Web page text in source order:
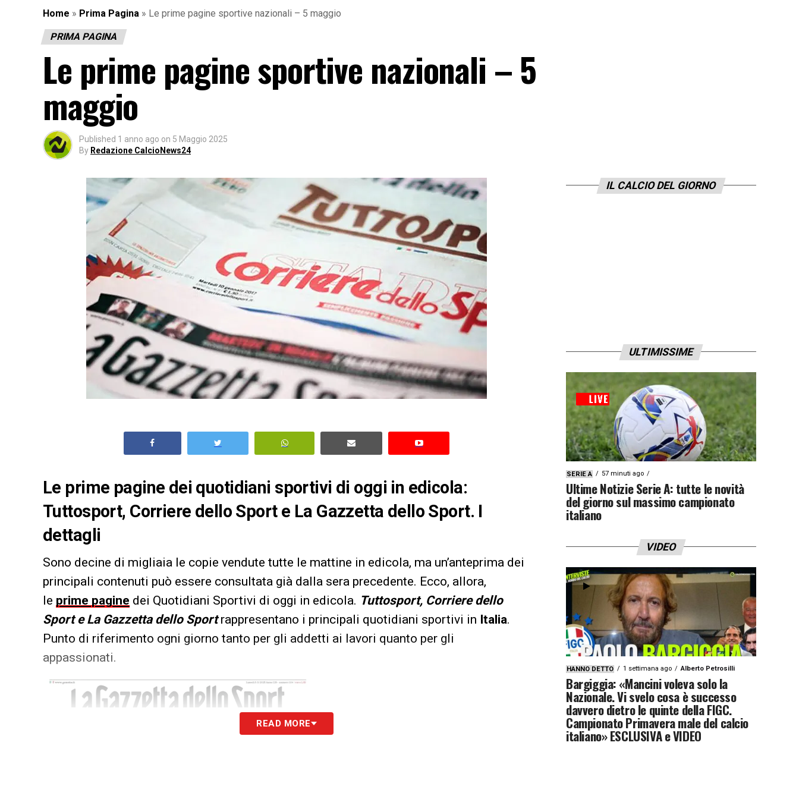
Home » Prima Pagina » Le prime pagine sportive nazionali – 5 maggio
PRIMA PAGINA
Le prime pagine sportive nazionali – 5
maggio
Published 1 anno ago on 5 Maggio 2025
By Redazione CalcioNews24
Le prime pagine dei quotidiani sportivi di oggi in edicola:
Tuttosport, Corriere dello Sport e La Gazzetta dello Sport. I
dettagli
Sono decine di migliaia le copie vendute tutte le mattine in edicola, ma un’anteprima dei
principali contenuti può essere consultata già dalla sera precedente. Ecco, allora,
le prime pagine dei Quotidiani Sportivi di oggi in edicola. Tuttosport, Corriere dello
Sport e La Gazzetta dello Sportrappresentano i principali quotidiani sportivi in Italia.
Punto di riferimento ogni giorno tanto per gli addetti ai lavori quanto per gli
appassionati.
READ MORE
IL CALCIO DEL GIORNO
ULTIMISSIME
SERIE A 57 minuti ago
Ultime Notizie Serie A: tutte le novità
del giorno sul massimo campionato
italiano
VIDEO
HANNO DETTO 1 settimana ago Alberto Petrosilli
Bargiggia: «Mancini voleva solo la
Nazionale. Vi svelo cosa è successo
davvero dietro le quinte della FIGC.
Campionato Primavera male del calcio
italiano» ESCLUSIVA e VIDEO